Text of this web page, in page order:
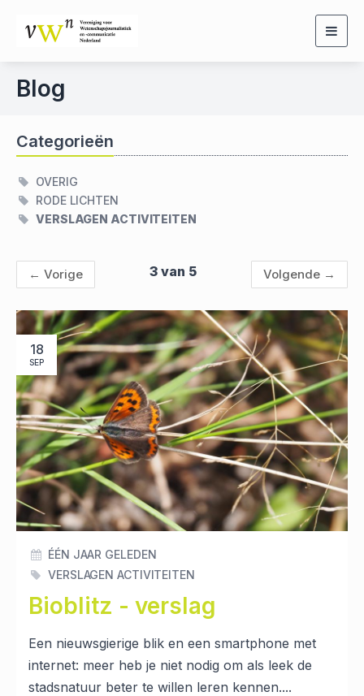
Blog
Categorieën
OVERIG
RODE LICHTEN
VERSLAGEN ACTIVITEITEN
← Vorige 3 van 5 Volgende →
18
SEP
Bioblitz - verslag
ÉÉN JAAR GELEDEN
VERSLAGEN ACTIVITEITEN
Een nieuwsgierige blik en een smartphone met
internet: meer heb je niet nodig om als leek de
stadsnatuur beter te willen leren kennen....